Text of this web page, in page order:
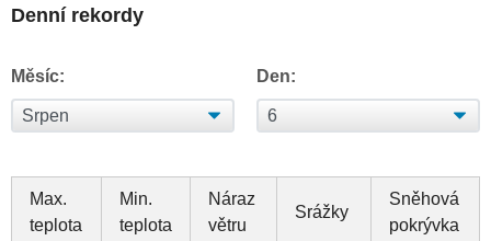
Denní rekordy
Měsíc: Den:
Max.
teplota
Min.
teplota
Náraz
větru
Srážky
Sněhová
pokrývka